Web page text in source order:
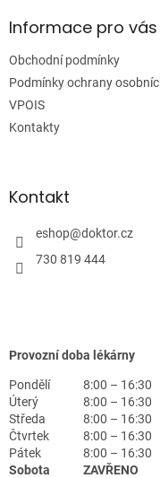
aInformace pro vás
Obchodní podmínky
Podmínky ochrany
VPOIS
Kontakty
Kontakt
eshop@doktor.cz
730 819 444
Provozní doba lékárny
Pondělí
8:00 – 16:30
Úterý
8:00 – 16:30
Středa
8:00 – 16:30
Čtvrtek
8:00 – 16:30
Pátek
8:00 – 16:30
Sobota
ZAVŘENO